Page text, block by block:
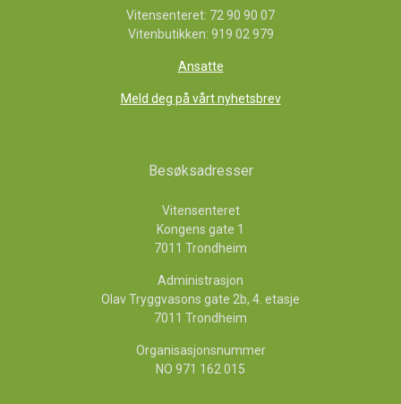
Vitensenteret: 72 90 90 07
Vitenbutikken: 919 02 979
Ansatte
Meld deg på vårt nyhetsbrev
Besøksadresser
Vitensenteret
Kongens gate 1
7011 Trondheim
Administrasjon
Olav Tryggvasons gate 2b, 4. etasje
7011 Trondheim
Organisasjonsnummer
NO 971 162 015